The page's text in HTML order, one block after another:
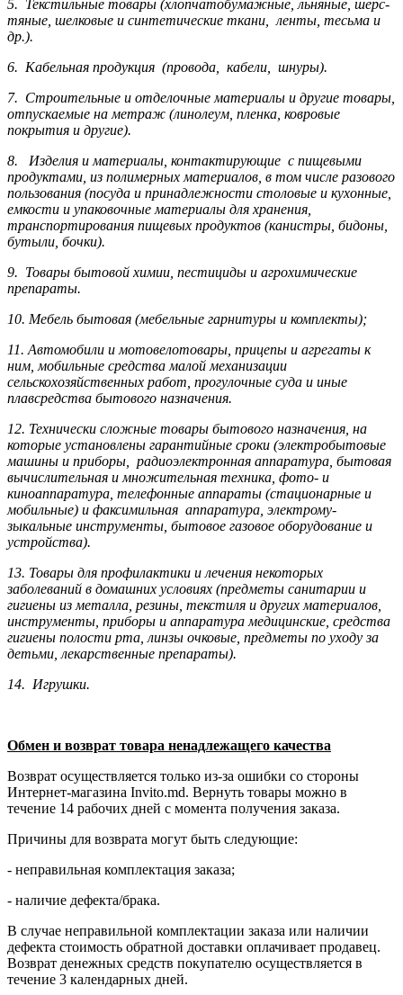
5. Текстильные товары (хлопчатобумажные, льняные, шерс­
тя­ные, шелковые и синтетические ткани, ленты, тесьма и
др.).
6. Кабельная продукция (провода, кабели, шнуры).
7. Строительные и отделочные материалы и другие товары,
отпускаемые на метраж (линолеум, пленка, ковровые
покрытия и другие).
8. Изделия и материалы, контактирующие с пищевыми
продуктами, из полимерных материалов, в том числе разового
пользования (посуда и принадлежности столовые и кухонные,
емкости и упаковочные материалы для хранения,
транспортирования пищевых продуктов (канистры, бидоны,
бутыли, бочки).
9. Товары бытовой химии, пестициды и агрохи­мические
препараты.
10. Мебель бытовая (мебельные гарнитуры и комплекты);
11. Автомобили и мотовелотовары, прицепы и агрегаты к
ним, мобильные средства малой механизации
сельскохозяйственных работ, прогулочные суда и иные
плавсредства бытового назначения.
12. Технически сложные товары бытового назна­чения, на
которые установлены гарантийные сроки (электробытовые
машины и приборы, радиоэлектронная аппаратура, бытовая
вычислительная и множительная техника, фото- и
киноаппаратура, телефонные аппараты (стационарные и
мобильные) и факсимильная аппаратура, электрому­
зыкальные инструменты, бытовое газовое оборудование и
устройства).
13. Товары для профилактики и лечения некоторых
заболеваний в домашних условиях (предметы санитарии и
гигиены из металла, резины, текстиля и других материалов,
инструменты, приборы и аппаратура медицинские, средства
гигиены полости рта, линзы очковые, предметы по уходу за
детьми, лекарственные препараты).
14. Игрушки.
Обмен и возврат товара ненадлежащего качества
Возврат осуществляется только из-за ошибки со стороны
Интернет-магазина Invito.md. Вернуть товары можно в
течение 14 рабочих дней с момента получения заказа.
Причины для возврата могут быть следующие:
- неправильная комплектация заказа;
- наличие дефекта/брака.
В случае неправильной комплектации заказа или наличии
дефекта стоимость обратной доставки оплачивает продавец.
Возврат денежных средств покупателю осуществляется в
течение 3 календарных дней.